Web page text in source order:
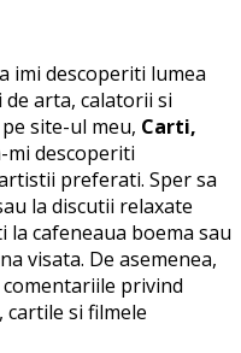
imi descoperiti lumea
arta, calatorii si
site-ul meu, Carti,
mi descoperiti
preferati. Sper sa
la discutii relaxate
cafeneaua boema sau
visata. De asemenea,
privind
si filmele